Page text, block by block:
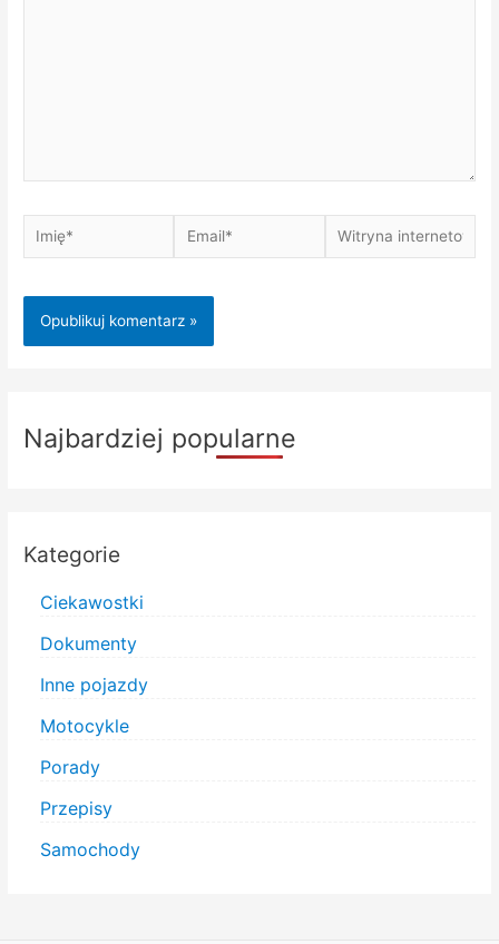
Imię* Email*
Witryna
internetowa
Najbardziej popularne
Kategorie
Ciekawostki
Dokumenty
Inne pojazdy
Motocykle
Porady
Przepisy
Samochody